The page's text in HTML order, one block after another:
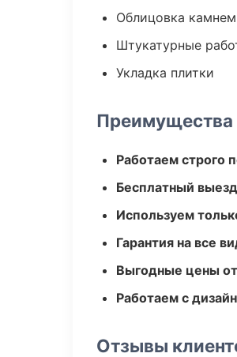
Облицовка камнем
Штукатурные
Укладка плитки
Преимущества
Работаем строго
Бесплатный
Используем
Гарантия на все
Выгодные цены
Работаем с
Отзывы